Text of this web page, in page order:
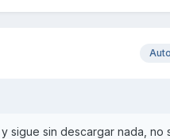
sigue sin descargar nada, no